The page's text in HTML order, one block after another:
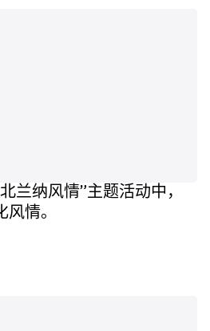
兰纳风情”主题活动中，
情。